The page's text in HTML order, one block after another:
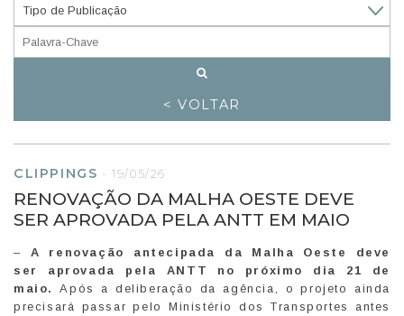
< VOLTAR
CLIPPINGS -19/05/26
RENOVAÇÃO DA MALHA OESTE DEVE
SER APROVADA PELA ANTT EM MAIO
– A renovação antecipada da Malha Oeste deve
ser aprovada pela ANTT no próximo dia 21 de
maio.
Após a deliberação da agência, o projeto ainda
precisará passar pelo Ministério dos Transportes antes